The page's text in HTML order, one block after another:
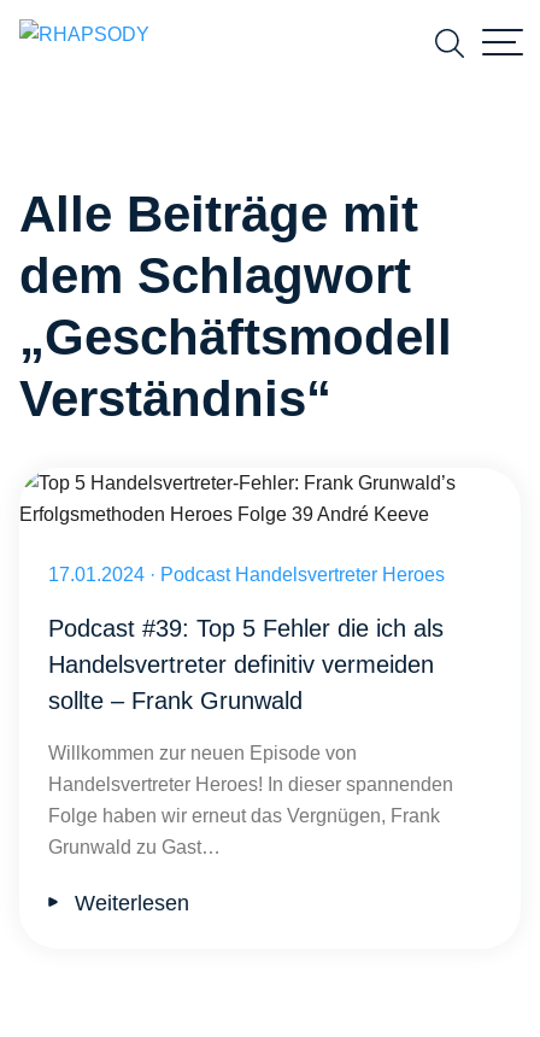
Suchen
Alle Beiträge mit
dem Schlagwort
„Geschäftsmodell
Verständnis“
Veröffentlicht am 17.01.2024
17.01.2024 · Podcast Handelsvertreter Heroes
Podcast #39: Top 5 Fehler die ich als
Handelsvertreter definitiv vermeiden
sollte – Frank Grunwald
Willkommen zur neuen Episode von
Handelsvertreter Heroes! In dieser spannenden
Folge haben wir erneut das Vergnügen, Frank
Grunwald zu Gast…
Weiterlesen